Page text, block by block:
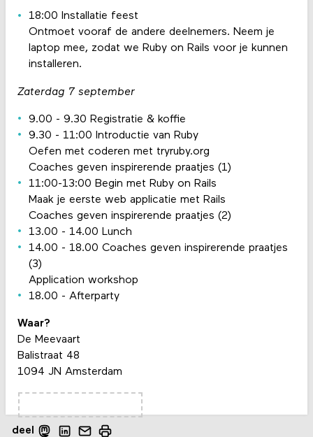
18:00 Installatie feest
Ontmoet vooraf de andere deelnemers. Neem je
laptop mee, zodat we Ruby on Rails voor je kunnen
installeren.
Zaterdag 7 september
9.00 - 9.30 Registratie & koffie
9.30 - 11:00 Introductie van Ruby
Oefen met coderen met tryruby.org
Coaches geven inspirerende praatjes (1)
11:00-13:00 Begin met Ruby on Rails
Maak je eerste web applicatie met Rails
Coaches geven inspirerende praatjes (2)
13.00 - 14.00 Lunch
14.00 - 18.00 Coaches geven inspirerende praatjes
(3)
Application workshop
18.00 - Afterparty
Waar?
De Meevaart
Balistraat 48
1094 JN Amsterdam
deel